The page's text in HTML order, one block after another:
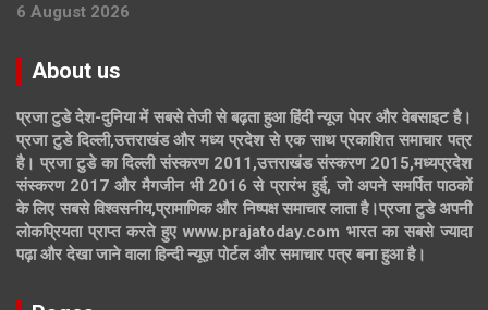
6 August 2026
About us
प्रजा टुडे देश-दुनिया में सबसे तेजी से बढ़ता हुआ हिंदी न्यूज पेपर और वेबसाइट है।
प्रजा टुडे दिल्ली,उत्तराखंड और मध्य प्रदेश से एक साथ प्रकाशित समाचार पत्र
है। प्रजा टुडे का दिल्ली संस्करण 2011,उत्तराखंड संस्करण 2015,मध्यप्रदेश
संस्करण 2017 और मैगजीन भी 2016 से प्रारंभ हुई, जो अपने समर्पित पाठकों
के लिए सबसे विश्वसनीय,प्रामाणिक और निष्पक्ष समाचार लाता है।प्रजा टुडे अपनी
लोकप्रियता प्राप्त करते हुए www.prajatoday.com भारत का सबसे ज्यादा
पढ़ा और देखा जाने वाला हिन्दी न्यूज़ पोर्टल और समाचार पत्र बना हुआ है।